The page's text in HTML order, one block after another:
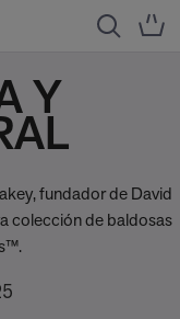
Y
fundador de David
colección de baldosas